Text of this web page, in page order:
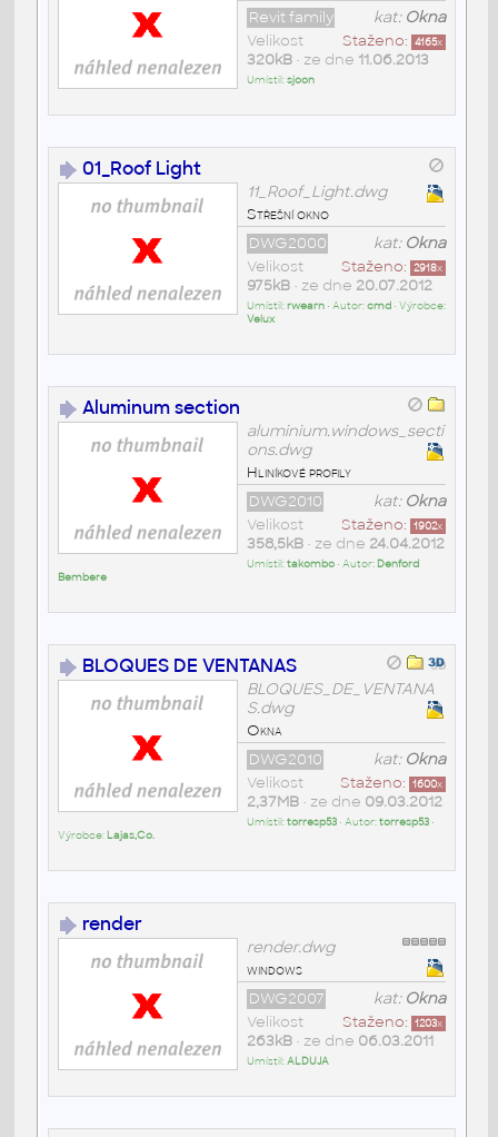
kat: Okna
Revit family
Staženo: 4165x
Velikost
320kB• ze dne 11.06.2013
Umístil:sjoon
01_Roof Light
11_Roof_Light.dwg
Střešní okno
kat: Okna
DWG2000
Staženo: 2918x
Velikost
975kB• ze dne 20.07.2012
Umístil:rwearn• Autor:cmd • Výrobce:
Velux
Aluminum section
aluminium.windows_secti
ons.dwg
Hliníkové profily
kat: Okna
DWG2010
Staženo: 1902x
Velikost
358,5kB• ze dne 24.04.2012
Umístil:takombo• Autor: Denford
Bembere
BLOQUES DE VENTANAS
BLOQUES_DE_VENTANA
S.dwg
Okna
kat: Okna
DWG2010
Staženo: 1600x
Velikost
2,37MB• ze dne 09.03.2012
Umístil:torresp53• Autor:torresp53•
Výrobce: Lajas,Co.
render
render.dwg
windows
kat: Okna
DWG2007
Staženo: 1203x
Velikost
263kB• ze dne 06.03.2011
Umístil:ALDUJA